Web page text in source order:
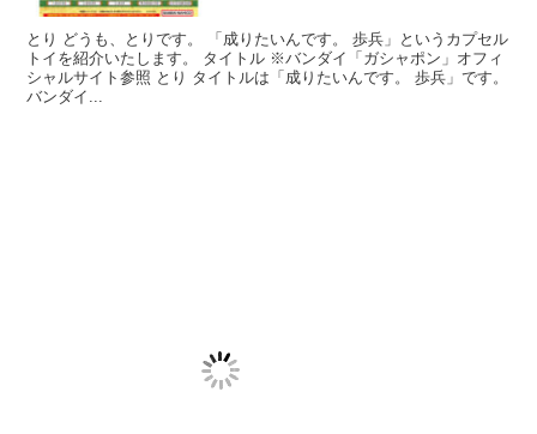
とり どうも、とりです。 「成りたいんです。 歩兵」というカプセル
トイを紹介いたします。 タイトル ※バンダイ「ガシャポン」オフィ
シャルサイト参照 とり タイトルは「成りたいんです。 歩兵」です。
バンダイ...